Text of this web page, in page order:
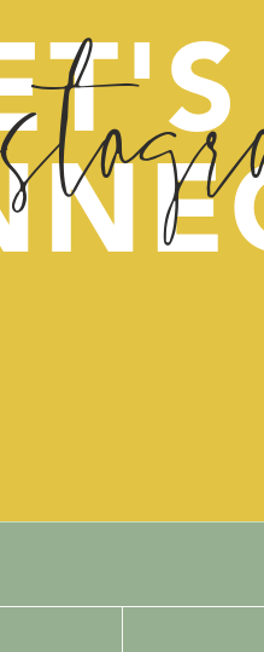
Mondjesmaat en alleen
bevalling last van heeft.
veel hoger. En dat zijn
vrouwen praten hier niet
Dus besloot ik hier open
gemaakt.
Mijn arts vertelde me, dat
moeten sjouwen. Dus